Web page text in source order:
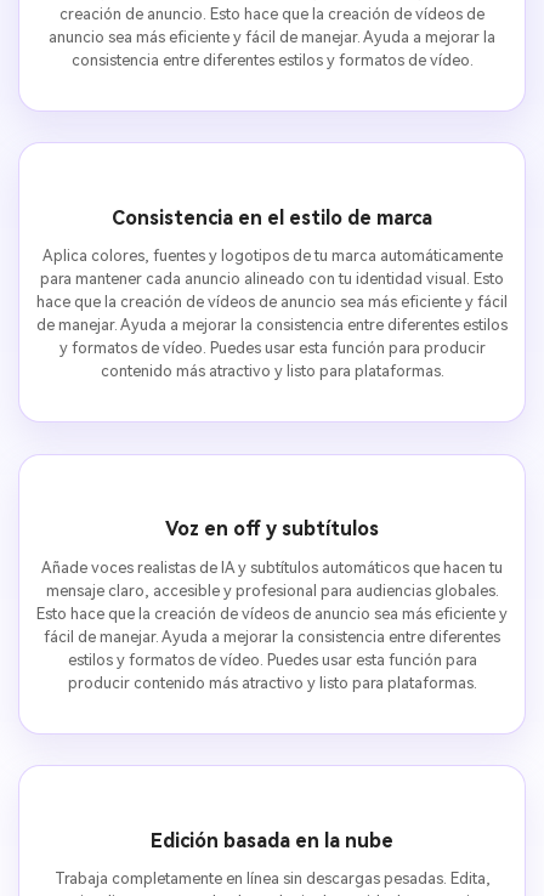
creación de anuncio. Esto hace que la creación de vídeos de
anuncio sea más eficiente y fácil de manejar. Ayuda a mejorar la
consistencia entre diferentes estilos y formatos de vídeo.
Consistencia en el estilo de marca
Aplica colores, fuentes y logotipos de tu marca automáticamente
para mantener cada anuncio alineado con tu identidad visual. Esto
hace que la creación de vídeos de anuncio sea más eficiente y fácil
de manejar. Ayuda a mejorar la consistencia entre diferentes estilos
y formatos de vídeo. Puedes usar esta función para producir
contenido más atractivo y listo para plataformas.
Voz en off y subtítulos
Añade voces realistas de IA y subtítulos automáticos que hacen tu
mensaje claro, accesible y profesional para audiencias globales.
Esto hace que la creación de vídeos de anuncio sea más eficiente y
fácil de manejar. Ayuda a mejorar la consistencia entre diferentes
estilos y formatos de vídeo. Puedes usar esta función para
producir contenido más atractivo y listo para plataformas.
Edición basada en la nube
Trabaja completamente en línea sin descargas pesadas. Edita,